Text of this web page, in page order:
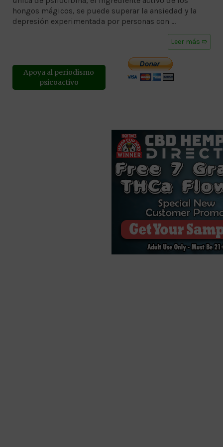
hongos mágicos, se puede superar la ansiedad y la
depresión experimentada por personas con …
Leer más ➱
Apoya al periodismo
psicoactivo